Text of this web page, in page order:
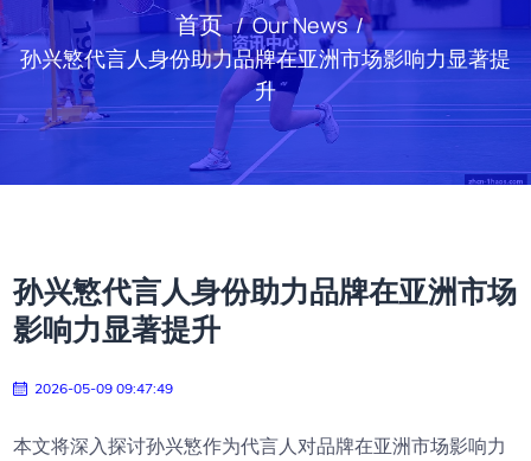
首页
Our News
孙兴慜代言人身份助力品牌在亚洲市场影响力显著提
升
孙兴慜代言人身份助力品牌在亚洲市场
影响力显著提升
2026-05-09 09:47:49
本文将深入探讨孙兴慜作为代言人对品牌在亚洲市场影响力